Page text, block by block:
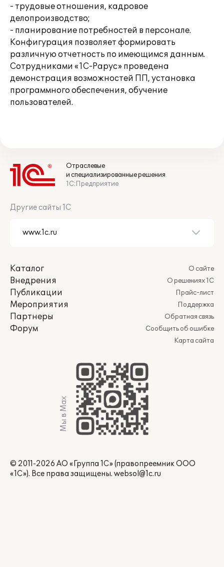
- трудовые отношения, кадровое
делопроизводство;
- планирование потребностей в персонале.
Конфигурация позволяет формировать
различную отчетность по имеющимся данным.
Сотрудниками «1С-Рарус» проведена
демонстрация возможностей ПП, установка
программного обеспечения, обучение
пользователей.
Отраслевые
и специализированные решения
1С:Предприятие
Другие сайты 1С
Каталог
Внедрения
Публикации
Мероприятия
Партнеры
Форум
О сайте
О решениях 1С
Прайс-лист
Поддержка
Обратная связь
Сообщить об ошибке
Карта сайта
Мы в Max
© 2011-2026 АО «Группа 1С» (правопреемник ООО
«1С»). Все права защищены. websol@1c.ru